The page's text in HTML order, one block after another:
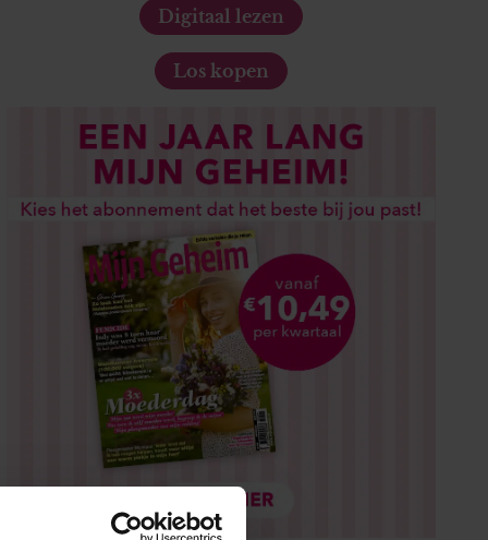
Digitaal lezen
Los kopen